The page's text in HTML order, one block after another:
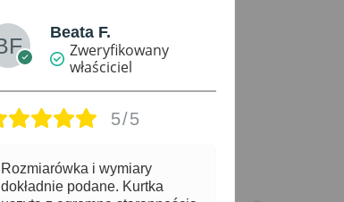
Beata F.
Zweryfikowany
właściciel
5/5
Rozmiarówka i wymiary
dokładnie podane. Kurtka